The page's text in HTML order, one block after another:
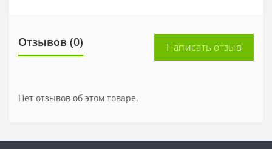
Отзывов (0) Написать отзыв
Нет отзывов об этом товаре.